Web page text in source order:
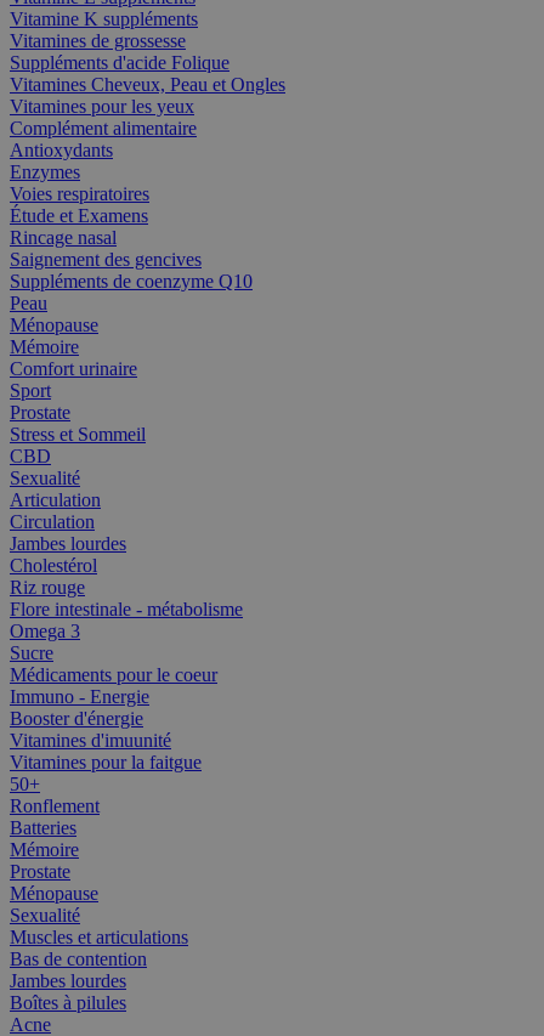
Vitamine K suppléments
Vitamines de grossesse
Suppléments d'acide Folique
Vitamines Cheveux, Peau et Ongles
Vitamines pour les yeux
Complément alimentaire
Antioxydants
Enzymes
Voies respiratoires
Étude et Examens
Rincage nasal
Saignement des gencives
Suppléments de coenzyme Q10
Peau
Ménopause
Mémoire
Comfort urinaire
Sport
Prostate
Stress et Sommeil
CBD
Sexualité
Articulation
Circulation
Jambes lourdes
Cholestérol
Riz rouge
Flore intestinale - métabolisme
Omega 3
Sucre
Médicaments pour le coeur
Immuno - Energie
Booster d'énergie
Vitamines d'imuunité
Vitamines pour la faitgue
50+
Ronflement
Batteries
Mémoire
Prostate
Ménopause
Sexualité
Muscles et articulations
Bas de contention
Jambes lourdes
Boîtes à pilules
Acne